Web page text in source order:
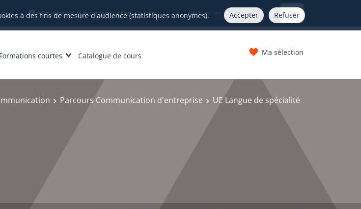
à des fins de mesure d'audience (statistiques anonymes). Accepter Refuser
Orientation et insertion professionnelle FR
Formations courtes Catalogue de cours Ma sélection
Parcours Communication d'entreprise
UE Langue de spécialité